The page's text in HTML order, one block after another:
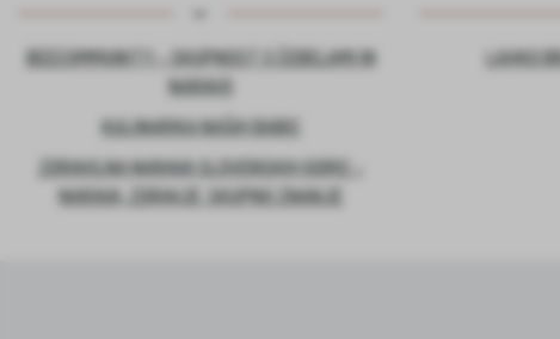
BEECOMMUNITY – SKUPNOST S ČEBELAMI IN
NARAVO
KULINARIKA NAŠIH BABIC
ZDRAVILNA NARAVA SLOVENSKIH GORIC –
NARAVA, ZDRAVJE, SKUPNO ZNANJE
LAHKO